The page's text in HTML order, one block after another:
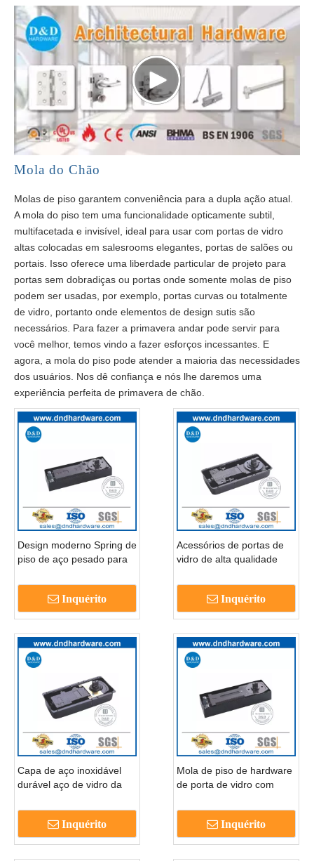
Mola do Chão
Molas de piso garantem conveniência para a dupla ação atual.
A mola do piso tem uma funcionalidade opticamente subtil,
multifacetada e invisível, ideal para usar com portas de vidro
altas colocadas em salesrooms elegantes, portas de salões ou
portais. Isso oferece uma liberdade particular de projeto para
portas sem dobradiças ou portas onde somente molas de piso
podem ser usadas, por exemplo, portas curvas ou totalmente
de vidro, portanto onde elementos de design sutis são
necessários. Para fazer a primavera andar pode servir para
você melhor, temos vindo a fazer esforços incessantes. E
agora, a mola do piso pode atender a maioria das necessidades
dos usuários. Nos dê confiança e nós lhe daremos uma
experiência perfeita de primavera de chão.
Design moderno Spring de
piso de aço pesado para
Inquérito
Acessórios de portas de
vidro de alta qualidade
DDFS312
Inquérito
Capa de aço inoxidável
durável aço de vidro da
da frente Spring-ddfs220
Inquérito
Mola de piso de hardware
de porta de vidro com
DDFS222
Inquérito